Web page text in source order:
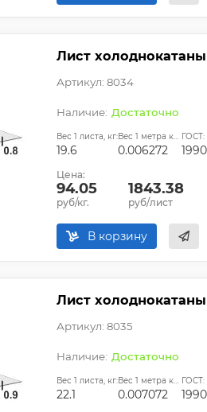
Лист
Артикул: 8034
Достаточно
Вес 1 листа, кг:
19.6
Вес 1 метра квадратного, т:
0.006272
ГОСТ:
Цена:
94.05
руб/кг.
1843.38
руб/лист
В корзину
Лист
Артикул: 8035
Достаточно
Вес 1 листа, кг:
22.1
Вес 1 метра квадратного, т:
0.007072
ГОСТ: